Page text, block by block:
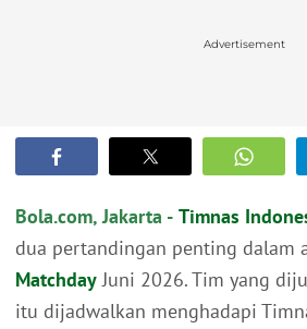
Advertisement
Bola.com, Jakarta - Timnas
dua pertandingan penting dalam
MatchdayJuni 2026. Tim yang
itu dijadwalkan menghadapi